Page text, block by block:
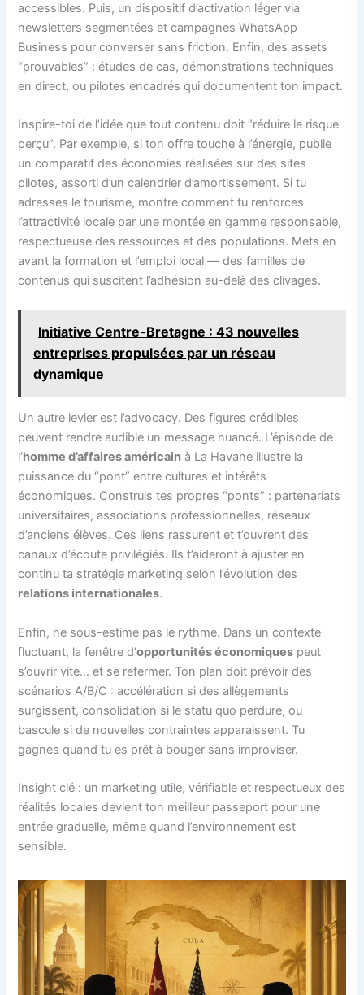
accessibles. Puis, un dispositif d’activation léger via
newsletters segmentées et campagnes WhatsApp
Business pour converser sans friction. Enfin, des assets
“prouvables” : études de cas, démonstrations techniques
en direct, ou pilotes encadrés qui documentent ton impact.
Inspire-toi de l’idée que tout contenu doit “réduire le risque
perçu”. Par exemple, si ton offre touche à l’énergie, publie
un comparatif des économies réalisées sur des sites
pilotes, assorti d’un calendrier d’amortissement. Si tu
adresses le tourisme, montre comment tu renforces
l’attractivité locale par une montée en gamme responsable,
respectueuse des ressources et des populations. Mets en
avant la formation et l’emploi local — des familles de
contenus qui suscitent l’adhésion au-delà des clivages.
Initiative Centre-Bretagne : 43 nouvelles
entreprises propulsées par un réseau
dynamique
Un autre levier est l’advocacy. Des figures crédibles
peuvent rendre audible un message nuancé. L’épisode de
l’homme d’affaires américain à La Havane illustre la
puissance du “pont” entre cultures et intérêts
économiques. Construis tes propres “ponts” : partenariats
universitaires, associations professionnelles, réseaux
d’anciens élèves. Ces liens rassurent et t’ouvrent des
canaux d’écoute privilégiés. Ils t’aideront à ajuster en
continu ta stratégie marketing selon l’évolution des
relations internationales.
Enfin, ne sous-estime pas le rythme. Dans un contexte
fluctuant, la fenêtre d’opportunités économiques peut
s’ouvrir vite… et se refermer. Ton plan doit prévoir des
scénarios A/B/C : accélération si des allègements
surgissent, consolidation si le statu quo perdure, ou
bascule si de nouvelles contraintes apparaissent. Tu
gagnes quand tu es prêt à bouger sans improviser.
Insight clé : un marketing utile, vérifiable et respectueux des
réalités locales devient ton meilleur passeport pour une
entrée graduelle, même quand l’environnement est
sensible.